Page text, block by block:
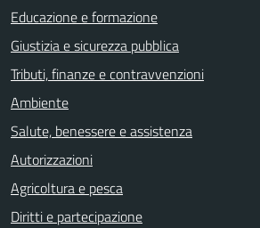
Educazione e formazione
Giustizia e sicurezza pubblica
Tributi, finanze e contravvenzioni
Ambiente
Salute, benessere e assistenza
Autorizzazioni
Agricoltura e pesca
Diritti e partecipazione